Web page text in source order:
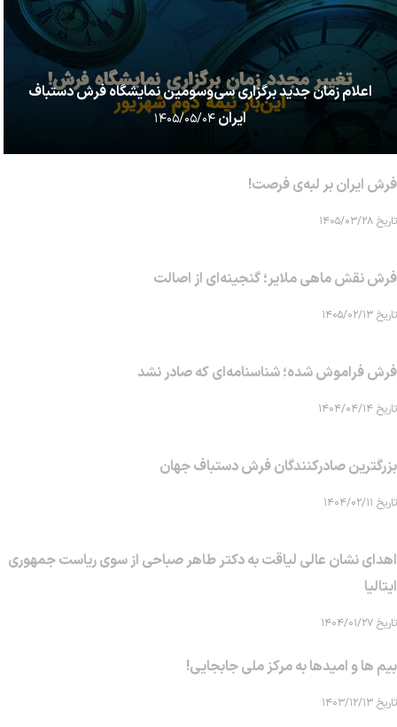
اعلام زمان جدید برگزاری سی‌وسومین نمایشگاه فرش دستباف
ایران۱۴۰۵/۰۵/۰۴
فرش ایران بر لبه‌ی فرصت!
تاریخ ۱۴۰۵/۰۳/۲۸
فرش نقش ماهی‌ ملایر؛ گنجینه‌ای از اصالت
تاریخ ۱۴۰۵/۰۲/۱۳
فرش فراموش شده؛ شناسنامه‌ای که صادر نشد
تاریخ ۱۴۰۴/۰۴/۱۴
بزرگترین صادرکنندگان فرش دستباف جهان
تاریخ ۱۴۰۴/۰۲/۱۱
اهدای نشان عالی لیاقت به دکتر طاهر صباحی از سوی ریاست جمهوری
ایتالیا
تاریخ ۱۴۰۴/۰۱/۲۷
بیم ها و امیدها به مرکز ملی جابجایی!
تاریخ ۱۴۰۳/۱۲/۱۳